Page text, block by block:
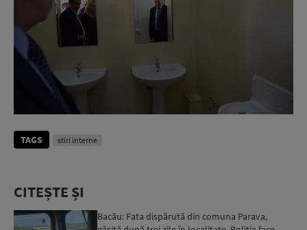
TAGS stiri interne
CITEȘTE ȘI
Bacău: Fata dispărută din comuna Parava,